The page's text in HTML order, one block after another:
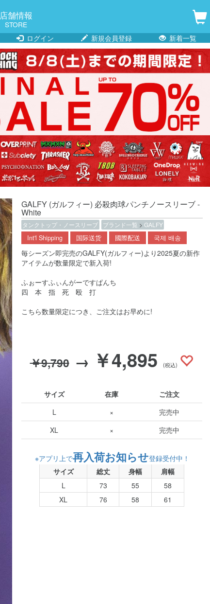
店舗情報
STORE
ログイン
新規会員登録 新着一覧
GALFY (ガルフィー) 必殺肉球パンチノースリーブ -
White
タンクトップ・ノースリーブ ブランド一覧 > GALFY
Int'l Shipping 国际送货 國際配送 국제 배송
毎シーズン即完売のGALFY(ガルフィー)より2025夏の新作
アイテムが数量限定で新入荷!
ふぉーすふぃんがーですぱんち
四 本 指 死 殴 打
こちら数量限定につき、ご注文はお早めに!
￥9,790 → ￥4,895 (税込)
サイズ 在庫
ご注文
L
×
完売中
XL
× 完売中
※アプリ上で再入荷お知らせ登録受付中！
サイズ
総丈 身幅
肩幅
L
73 55
58
XL
76 58 61